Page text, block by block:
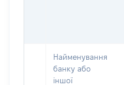
Найменування
банку або
іншої